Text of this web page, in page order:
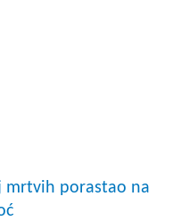
mrtvih porastao na